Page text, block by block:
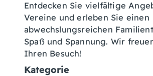
Entdecken Sie vielfältige
Vereine und erleben Sie einen
abwechslungsreichen
Spaß und Spannung. Wir
Ihren Besuch!
Kategorie